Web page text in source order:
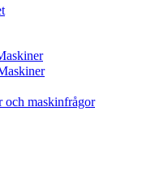
maskinfrågor